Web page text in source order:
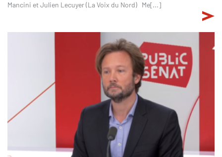
Mancini et Julien Lecuyer (La Voix du Nord) Me[...]